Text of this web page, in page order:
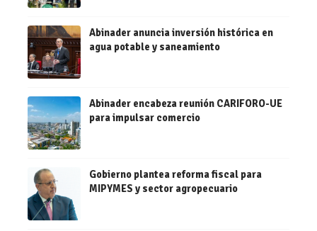
Abinader anuncia inversión histórica en
agua potable y saneamiento
Abinader encabeza reunión CARIFORO-UE
para impulsar comercio
Gobierno plantea reforma fiscal para
MIPYMES y sector agropecuario